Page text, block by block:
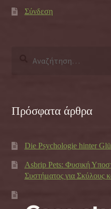
Σύνδεση
Πρόσφατα άρθρα
Die Psychologie hinter
Asbrip Pets: Φυσική
Συστήματος για Σκύλους